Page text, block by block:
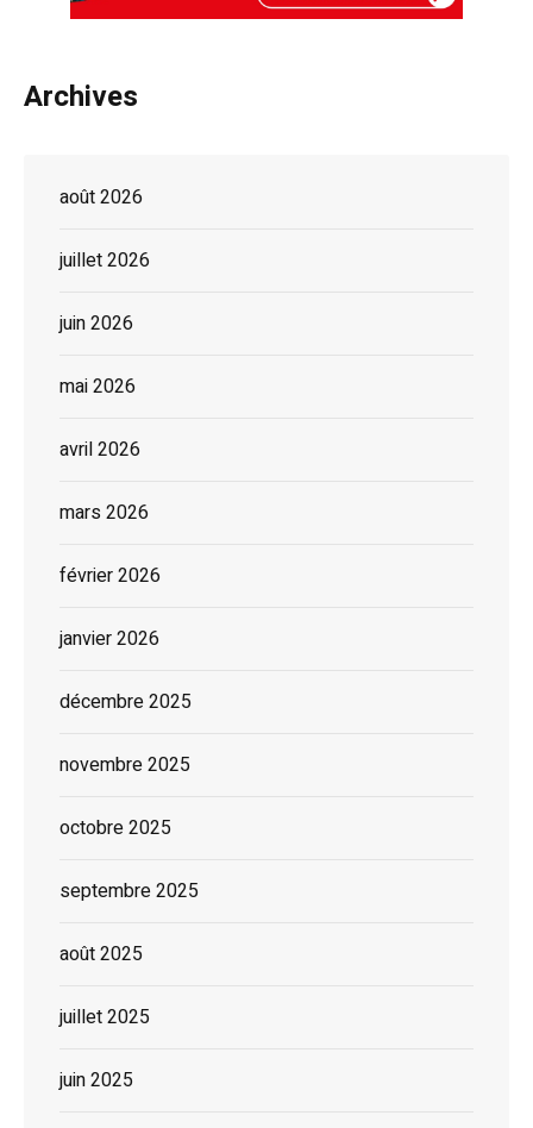
Archives
août 2026
juillet 2026
juin 2026
mai 2026
avril 2026
mars 2026
février 2026
janvier 2026
décembre 2025
novembre 2025
octobre 2025
septembre 2025
août 2025
juillet 2025
juin 2025